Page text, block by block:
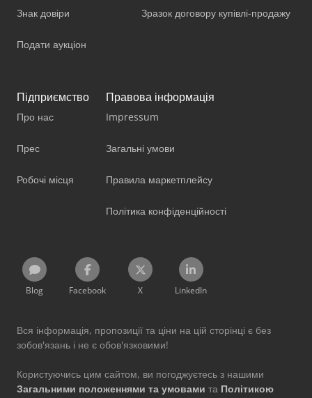
Знак довіри
Подати аукціон
Зразок договору купівлі-продажу
Підприємство
Про нас
Прес
Робочі місця
Правова інформація
Impressum
Загальні умови
Правила маркетплейсу
Політика конфіденційності
Blog Facebook X LinkedIn
Вся інформація, пропозиції та ціни на цій сторінці є без
зобов'язань і не є обов'язковими!
Користуючись цим сайтом, ви погоджуєтесь з нашими
Загальними положеннями та умовами та Політикою